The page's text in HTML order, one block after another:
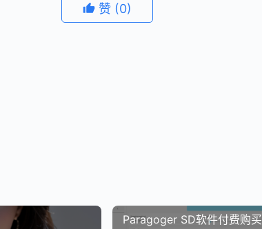
赞 (0)
Paragoger SD软件付费购买